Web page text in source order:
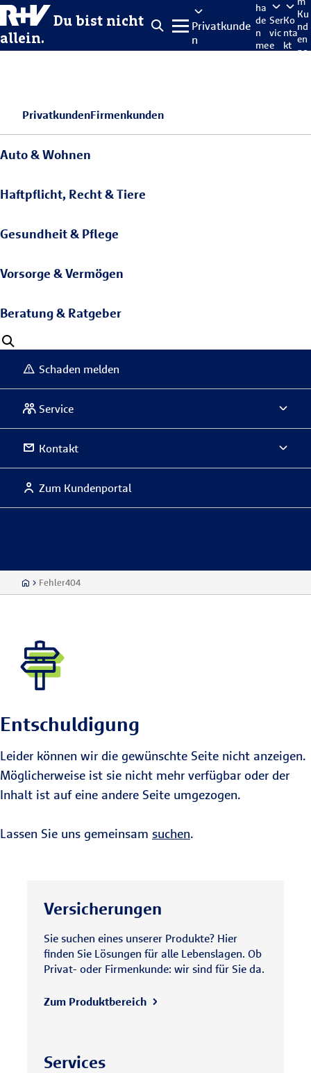
Du bist nicht
allein.
Privatkunde
n
ha
de
n
me
Ser
vic
e
Ko
nta
kt
Ku
nd
en
po
PrivatkundenFirmenkunden
Auto & Wohnen
Haftpflicht, Recht & Tiere
Gesundheit & Pflege
Vorsorge & Vermögen
Beratung & Ratgeber
Schaden melden
Service
Kontakt
Zum Kundenportal
Fehler404
Entschuldigung
Leider können wir die gewünschte Seite nicht anzeigen.
Möglicherweise ist sie nicht mehr verfügbar oder der
Inhalt ist auf eine andere Seite umgezogen.
Lassen Sie uns gemeinsam suchen.
Versicherungen
Sie suchen eines unserer Produkte? Hier
finden Sie Lösungen für alle Lebenslagen. Ob
Privat- oder Firmenkunde: wir sind für Sie da.
Zum Produktbereich
Services